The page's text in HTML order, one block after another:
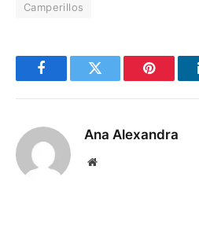
Camperillos
FacebookTwitter Pinterest
Ana Alexandra
Website